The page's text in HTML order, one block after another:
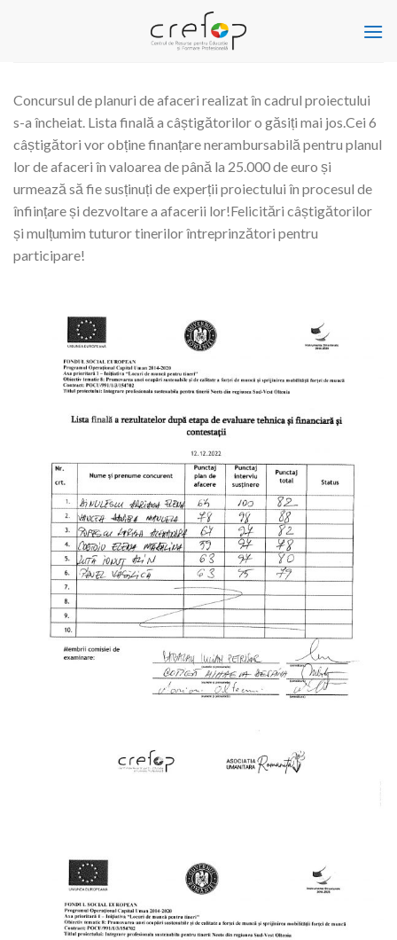
Concursul de planuri de afaceri realizat în cadrul proiectului
s-a încheiat. Lista finală a câștigătorilor o găsiți mai jos.Cei 6
câștigători vor obține finanțare nerambursabilă pentru planul
lor de afaceri în valoarea de până la 25.000 de euro și
urmează să fie susținuți de experții proiectului în procesul de
înființare și dezvoltare a afacerii lor!Felicitări câștigătorilor
și mulțumim tuturor tinerilor întreprinzători pentru
participare!